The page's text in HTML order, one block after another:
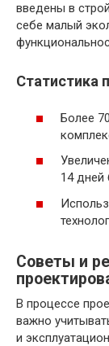
введены в
себе малый
Статистика
Более
14 дней
Советы и
В процессе
важно
и